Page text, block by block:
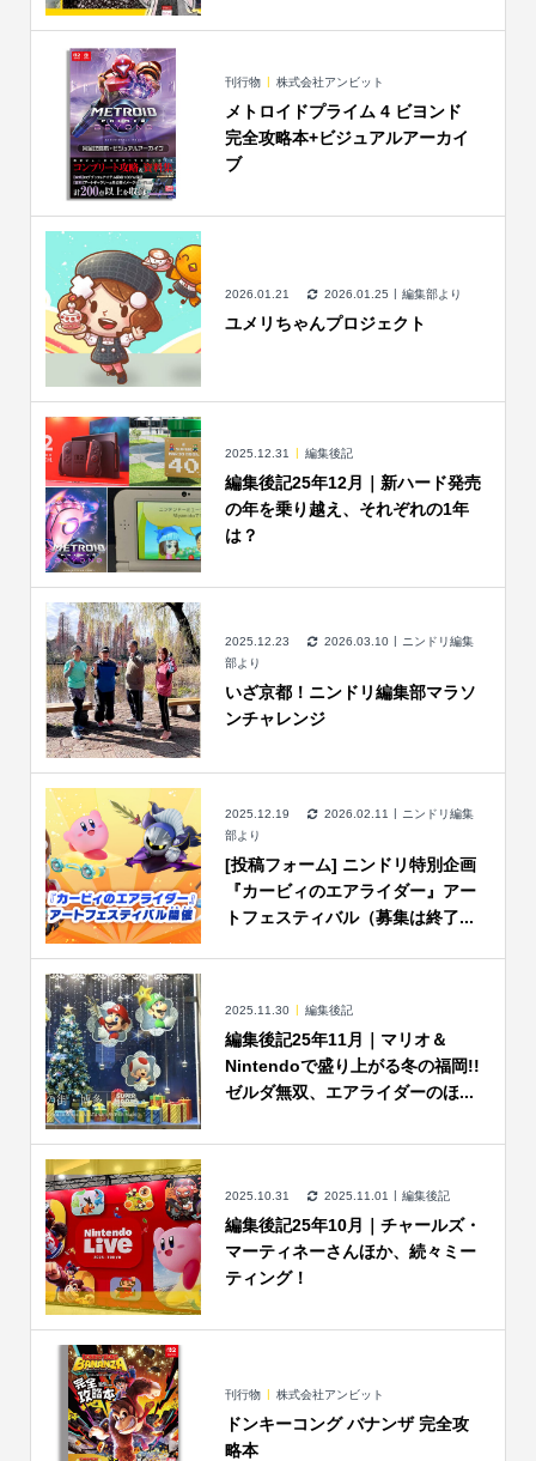
刊行物 株式会社アンビット
メトロイドプライム 4 ビヨンド
完全攻略本+ビジュアルアーカイ
ブ
2026.01.21 2026.01.25 編集部より
ユメリちゃんプロジェクト
2025.12.31 編集後記
編集後記25年12月｜新ハード発売
の年を乗り越え、それぞれの1年
は？
2025.12.23 2026.03.10
ニンドリ編集
部より
いざ京都！ニンドリ編集部マラソ
ンチャレンジ
2025.12.19 2026.02.11
ニンドリ編集
部より
[投稿フォーム] ニンドリ特別企画
『カービィのエアライダー』アー
トフェスティバル（募集は終了...
2025.11.30 編集後記
編集後記25年11月｜マリオ＆
Nintendoで盛り上がる冬の福岡!!
ゼルダ無双、エアライダーのほ...
2025.10.31 2025.11.01 編集後記
編集後記25年10月｜チャールズ・
マーティネーさんほか、続々ミー
ティング！
刊行物 株式会社アンビット
ドンキーコング バナンザ 完全攻
略本